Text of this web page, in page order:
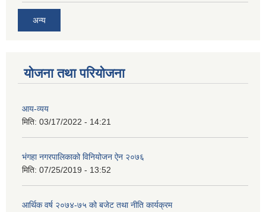
अन्य
योजना तथा परियोजना
आय-व्यय
मिति: 03/17/2022 - 14:21
भंगहा नगरपालिकाको विनियोजन ऐन २०७६
मिति: 07/25/2019 - 13:52
आर्थिक वर्ष २०७४-७५ को बजेट तथा नीति कार्यक्रम